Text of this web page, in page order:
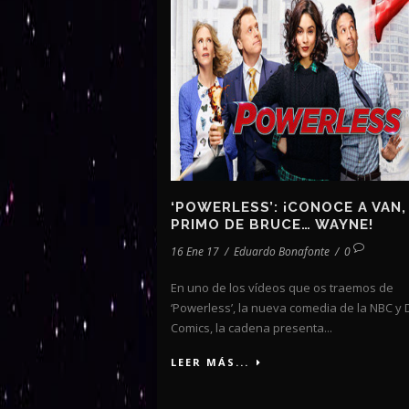
‘POWERLESS’: ¡CONOCE A VAN,
PRIMO DE BRUCE… WAYNE!
16 Ene 17 / Eduardo Bonafonte / 0
En uno de los vídeos que os traemos de
‘Powerless’, la nueva comedia de la NBC y
Comics, la cadena presenta...
LEER MÁS...